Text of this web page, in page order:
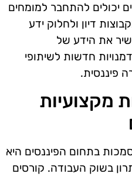
יכולים להתחבר למומחים
דיון ולחלוק ידע
את הידע של
חדשות לשיתופי
פיננסית.
מקצועיות
בתחום הפיננסים היא
בשוק העבודה. קורסים